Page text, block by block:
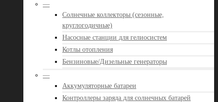
—
Солнечные коллекторы (сезонные,
круглогодичные)
Насосные станции для гелиосистем
Котлы отопления
Бензиновые/Дизельные генераторы
—
Аккумуляторные батареи
Контроллеры заряда для солнечных батарей